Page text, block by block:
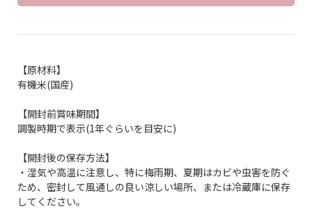
【原材料】
有機米(国産)
【開封前賞味期間】
調製時期で表示(1年ぐらいを目安に)
【開封後の保存方法】
・湿気や高温に注意し、特に梅雨期、夏期はカビや虫害を防ぐ
ため、密封して風通しの良い涼しい場所、または冷蔵庫に保存
してください。